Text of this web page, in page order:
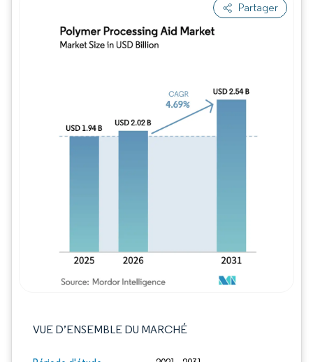
Partager
VUE D’ENSEMBLE DU MARCHÉ